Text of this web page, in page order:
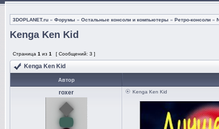
3DOPLANET.ru » Форумы » Остальные консоли и компьютеры » Ретро-консоли »
Kenga Ken Kid
Страница 1 из 1 [ Сообщений: 3 ]
Kenga Ken Kid
Автор
roxer Kenga Ken Kid